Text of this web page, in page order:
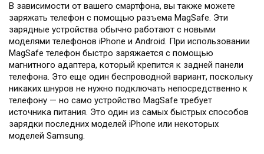
В зависимости от вашего смартфона, вы также можете
заряжать телефон с помощью разъема MagSafe. Эти
зарядные устройства обычно работают с новыми
моделями телефонов iPhone и Android. При использовании
MagSafe телефон быстро заряжается с помощью
магнитного адаптера, который крепится к задней панели
телефона. Это еще один беспроводной вариант, поскольку
никаких шнуров не нужно подключать непосредственно к
телефону — но само устройство MagSafe требует
источника питания. Это один из самых быстрых способов
зарядки последних моделей iPhone или некоторых
моделей Samsung.